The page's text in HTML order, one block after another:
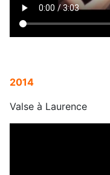
2014
Valse à Laurence